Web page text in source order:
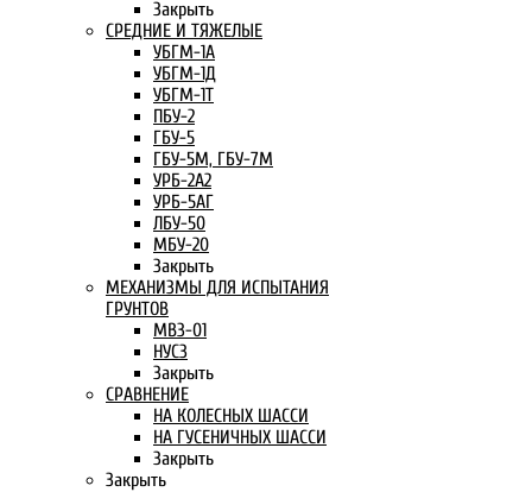
Закрыть
СРЕДНИЕ И ТЯЖЕЛЫЕ
УБГМ-1А
УБГМ-1Д
УБГМ-1Т
ПБУ-2
ГБУ-5
ГБУ-5М, ГБУ-7М
УРБ-2А2
УРБ-5АГ
ЛБУ-50
МБУ-20
Закрыть
МЕХАНИЗМЫ ДЛЯ ИСПЫТАНИЯ
ГРУНТОВ
МВЗ-01
НУСЗ
Закрыть
СРАВНЕНИЕ
НА КОЛЕСНЫХ ШАССИ
НА ГУСЕНИЧНЫХ ШАССИ
Закрыть
Закрыть